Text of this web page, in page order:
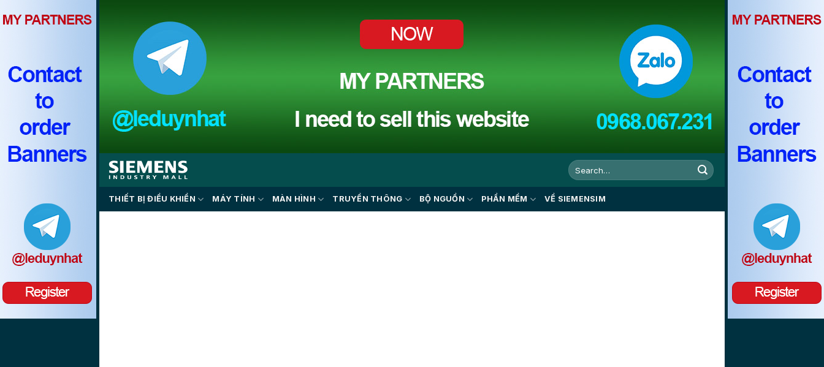
content
THIẾT BỊ ĐIỀU KHIỂN MÁY TÍNH MÀN HÌNH TRUYỀN THÔNG BỘ NGUỒN PHẦN MỀM VỀ SIEMENSIM